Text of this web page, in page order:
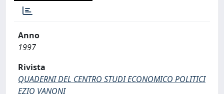
Anno
1997
Rivista
QUADERNI DEL CENTRO STUDI ECONOMICO POLITICI
EZIO VANONI